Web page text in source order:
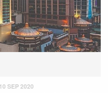
10 SEP 2020